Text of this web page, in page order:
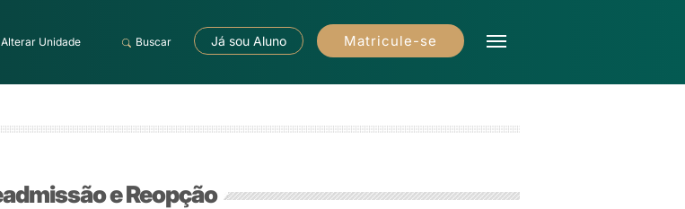
Alterar Unidade Buscar Já sou Aluno Matricule-se
e Reopção